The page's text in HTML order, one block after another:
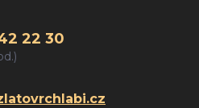
22 30